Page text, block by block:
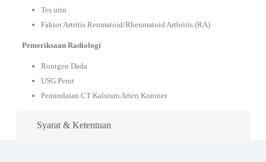
Syarat & Ketentuan
Tes urin
Faktor Artritis Reumatoid/Rheumatoid Arthritis (RA)
Pemeriksaan Radiologi
Rontgen Dada
USG Perut
Pemindaian CT Kalsium Arteri Koroner